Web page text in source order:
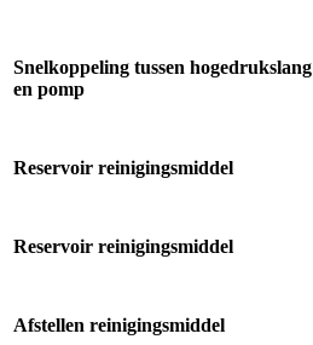
Snelkoppeling tussen hogedrukslang
en pomp
Reservoir reinigingsmiddel
Reservoir reinigingsmiddel
Afstellen reinigingsmiddel